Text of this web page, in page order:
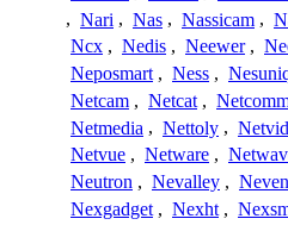
, Nari , Nas , Nassicam ,
Ncx , Nedis , Neewer ,
Neposmart , Ness ,
Netcam , Netcat ,
Netmedia , Nettoly ,
Netvue , Netware ,
Neutron , Nevalley ,
Nexgadget , Nexht ,